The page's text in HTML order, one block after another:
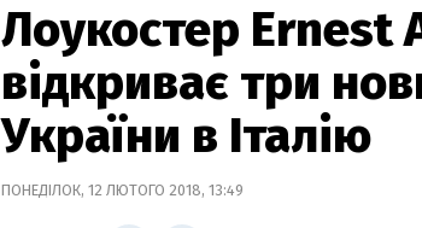
Лоукостер Ernest
відкриває три
України в Італію
ПОНЕДІЛОК, 12 ЛЮТОГО 2018, 13:49